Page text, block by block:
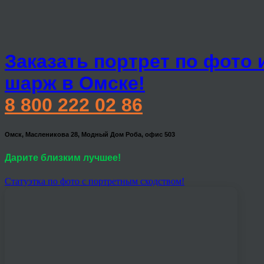
Заказать портрет по фото
шарж в Омске!
8 800 222 02 86
Омск, Масленикова 28, Модный Дом Роба, офис 503
Дарите близким лучшее!
Статуэтка по фото с портретным сходством!